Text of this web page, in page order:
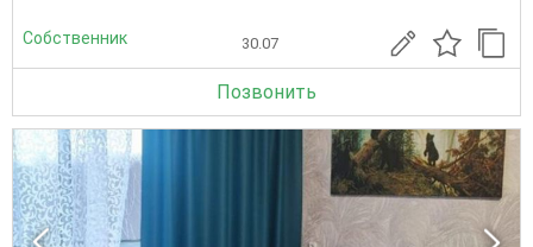
Собственник 30.07
Позвонить